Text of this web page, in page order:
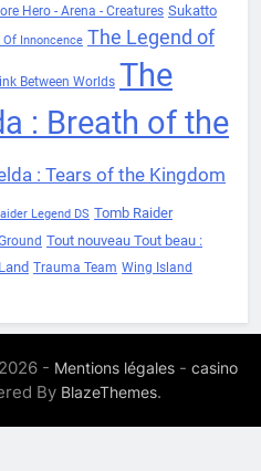
Hero - Arena - Creatures Sukatto
Of Innoncence The Legend of
Between Worlds The
: Breath of the
: Tears of the Kingdom
Legend DS Tomb Raider
Tout nouveau Tout beau :
Trauma Team Wing Island
- Mentions légales- casino
By BlazeThemes.